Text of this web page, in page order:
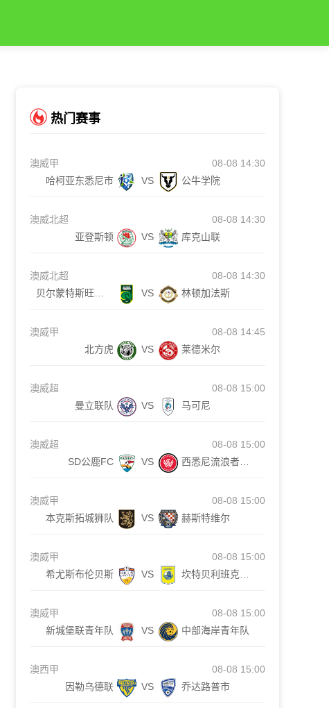
热门赛事
澳威甲
08-08 14:30
哈柯亚东悉尼市
VS 公牛学院
澳威北超
08-08 14:30
亚登斯顿
VS 库克山联
澳威北超
08-08 14:30
VS 林顿加法斯
澳威甲
08-08 14:45
北方虎
VS 莱德米尔
澳威超
08-08 15:00
曼立联队
VS 马可尼
澳威超
08-08 15:00
SD公鹿FC
VS
澳威甲
08-08 15:00
本克斯拓城狮队
VS 赫斯特维尔
澳威甲
08-08 15:00
希尤斯布伦贝斯
VS
澳威甲
08-08 15:00
新城堡联青年队
VS 中部海岸青年队
澳西甲
08-08 15:00
因勒乌德联
VS 乔达路普市